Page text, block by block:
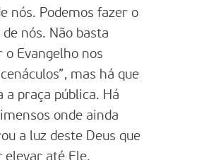
nós. Podemos fazer o
de nós. Não basta
o Evangelho nos
mas há que
a praça pública. Há
onde ainda
a luz deste Deus que
elevar até Ele.